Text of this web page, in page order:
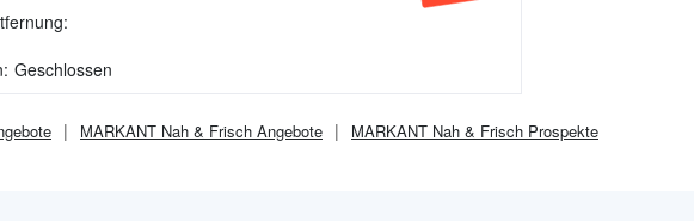
Geschlossen
MARKANT Nah & Frisch Angebote MARKANT Nah & Frisch Prospekte